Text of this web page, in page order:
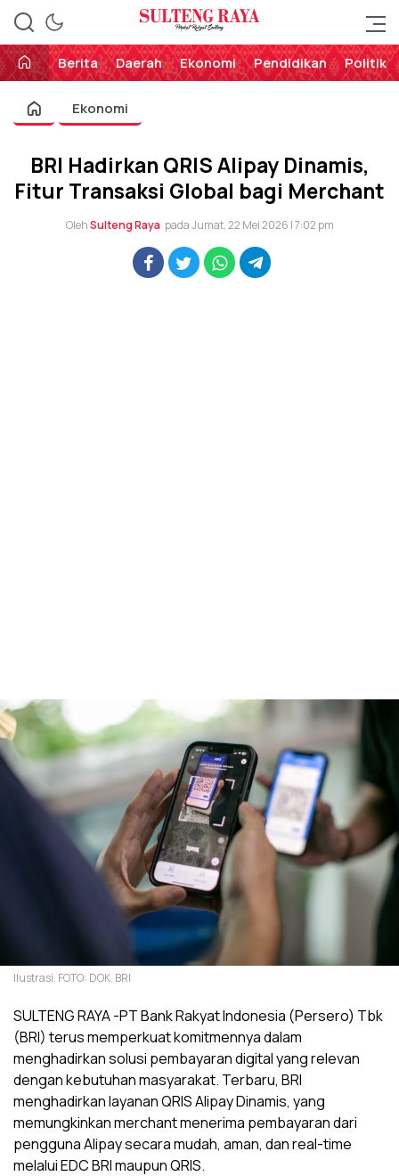
Sulteng Raya
Perekat Rakyat Sulteng
Berita
Daerah Ekonomi Pendidikan Politik
Ekonomi
BRI Hadirkan QRIS Alipay Dinamis,
Fitur Transaksi Global bagi Merchant
OlehSulteng Raya pada Jumat, 22 Mei 2026 | 7:02 pm
Ilustrasi. FOTO: DOK. BRI
SULTENG RAYA -PT Bank Rakyat Indonesia (Persero) Tbk
(BRI) terus memperkuat komitmennya dalam
menghadirkan solusi pembayaran digital yang relevan
dengan kebutuhan masyarakat. Terbaru, BRI
menghadirkan layanan QRIS Alipay Dinamis, yang
memungkinkan merchant menerima pembayaran dari
pengguna Alipay secara mudah, aman, dan real-time
melalui EDC BRI maupun QRIS.